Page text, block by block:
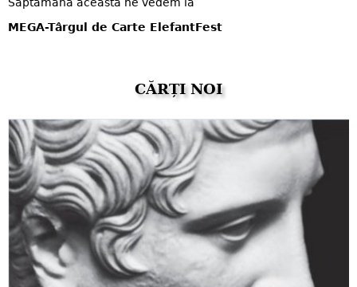
MEGA-Târgul de Carte ElefantFest
CĂRȚI NOI